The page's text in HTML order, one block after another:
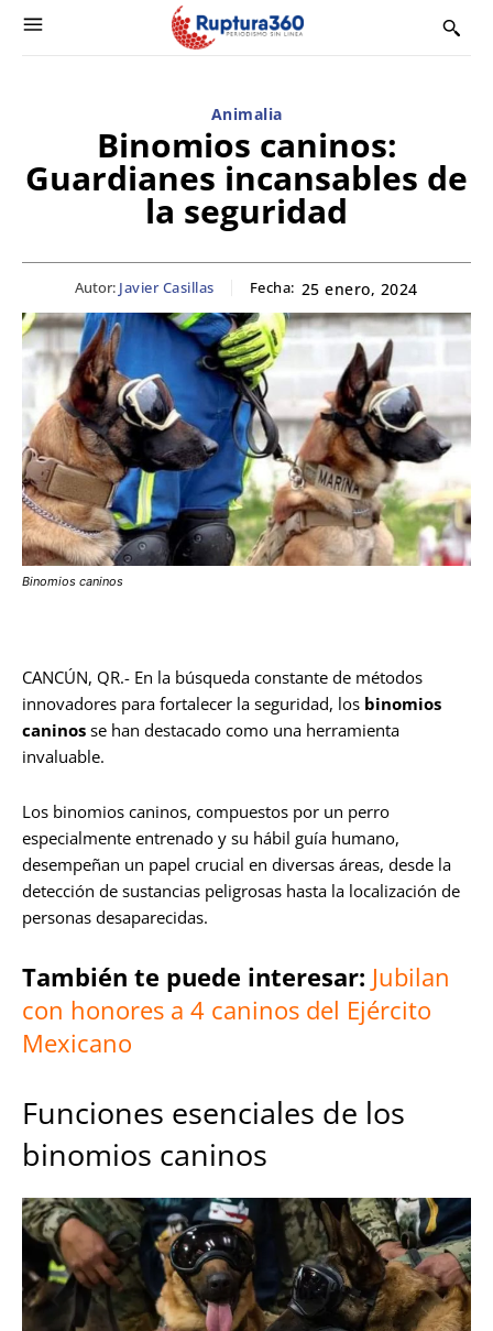
Animalia
Binomios caninos:
Guardianes incansables de
la seguridad
Autor: Javier Casillas Fecha: 25 enero, 2024
Binomios caninos
CANCÚN, QR.- En la búsqueda constante de métodos
innovadores para fortalecer la seguridad, los binomios
caninos se han destacado como una herramienta
invaluable.
Los binomios caninos, compuestos por un perro
especialmente entrenado y su hábil guía humano,
desempeñan un papel crucial en diversas áreas, desde la
detección de sustancias peligrosas hasta la localización de
personas desaparecidas.
También te puede interesar: Jubilan
con honores a 4 caninos del Ejército
Mexicano
Funciones esenciales de los
binomios caninos